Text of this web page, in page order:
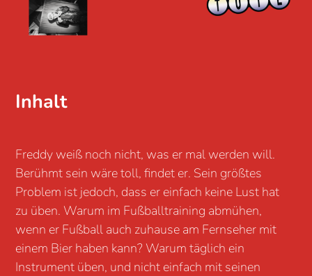
Inhalt
Freddy weiß noch nicht, was er mal werden will.
Berühmt sein wäre toll, findet er. Sein größtes
Problem ist jedoch, dass er einfach keine Lust hat
zu üben. Warum im Fußballtraining abmühen,
wenn er Fußball auch zuhause am Fernseher mit
einem Bier haben kann? Warum täglich ein
Instrument üben, und nicht einfach mit seinen